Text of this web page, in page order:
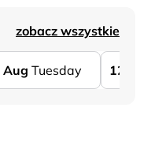
zobacz wszystkie
Aug Tuesday 12